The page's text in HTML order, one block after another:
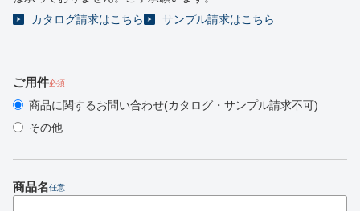
カタログ請求はこちら
サンプル請求はこちら
ご用件必須
商品に関するお問い合わせ(カタログ・サンプル請求不可)
その他
商品名任意